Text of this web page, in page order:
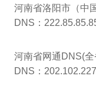
河南省洛阳市（中
DNS：
河南省网通DNS(
DNS：